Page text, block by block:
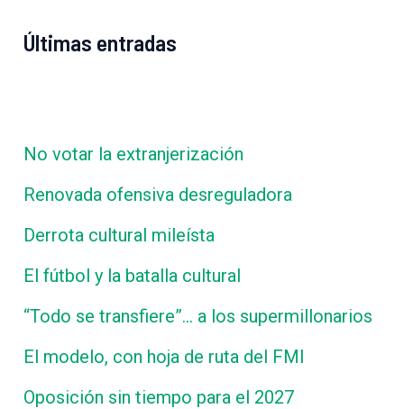
Últimas entradas
No votar la extranjerización
Renovada ofensiva desreguladora
Derrota cultural mileísta
El fútbol y la batalla cultural
“Todo se transfiere”… a los supermillonarios
El modelo, con hoja de ruta del FMI
Oposición sin tiempo para el 2027